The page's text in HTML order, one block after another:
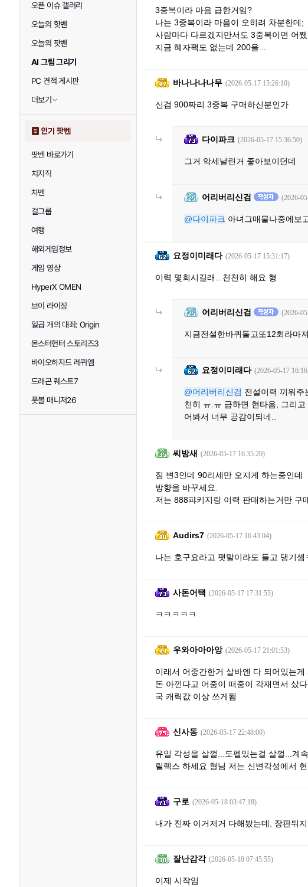
오픈 이슈 갤러리
오늘의 핫벤
오늘의 팟벤
AI 그림 그리기
PC 견적 게시판
더보기
인기 팟벤
팟벤 바로가기
치지직
차벤
걸그룹
여행
해외게임정보
게임 영상
HyperX OMEN
브이 라이징
일곱 개의 대죄: Origin
몬스터헌터 스토리즈3
바이오하자드 레퀴엠
드래곤 퀘스트7
풋볼 매니저26
3중복이라 마음 급한거임?
나는 3중복이라 마음이 오히려 차분한데;
사람마다 다르겠지만서도 3중복이면 어
지금 혜자팩도 없는데 200을...
바나나나나무 (2026-05-17 15:26:10)
신검 900짜리 3중복 구매하신분인가
다이파크 (2026-05-17 15:36:50)
그거 악세날린거 좋아보이던데
어리버리신검 (2026-
@다이파크 아녀그매물나중에보
요정이미래다 (2026-05-17 15:31:17)
이력 몇회시길래...천천히 해요 형
어리버리신검 (2026-
지금전설한바퀴돌고또12회라마
요정이미래다 (2026-05-17
@어리버리신검 전설이력 끼워주
천히 ㅠ.ㅠ 급하면 현타옴, 그리
어봐서 너무 공감이되네..
씨방새 (2026-05-17 16:35:20)
짐 변3인데 90리세만 오지게 하는중인데
방향을 바꾸세요.
저는 888퍄키지랑 이력 판매하는거만 구
Audirs7 (2026-05-17 16:43:04)
나는 호구요라고 팻말이라도 들고 댕기셈
사돈어택 (2026-05-17 17:31:55)
ㅋㅋㅋㅋㅋ
우와아아아앙 (2026-05-17 21:01:53)
이래서 어중간한거 살바엔 다 되어있는
돈 아낀다고 어중이 떠중이 각재면서 샀
국 캐릭값 이상 쓰게됨
신사동 (2026-05-17 22:48:00)
유일 각성을 살껄...도펠있는걸 살껄...계속
릴렉스 하세요 형님 저는 신변각성에서
구로 (2026-05-18 03:47:18)
내가 진짜 이거저거 다해봤는데, 장판뒤
잘난감각 (2026-05-18 07:45:55)
이제 시작임